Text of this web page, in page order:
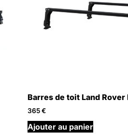
Barres de toit Land
365€
Ajouter au panier